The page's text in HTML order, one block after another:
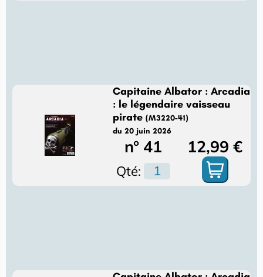
Capitaine Albator : Arcadia
: le légendaire vaisseau
pirate(M3220-41)
du 20 juin 2026
n° 41 12,99 €
Qté: